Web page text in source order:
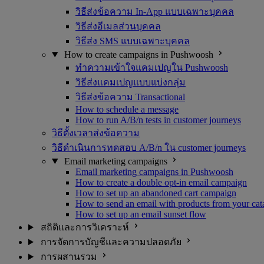
วิธีส่งข้อความ In-App แบบเฉพาะบุคคล
วิธีส่งอีเมลส่วนบุคคล
วิธีส่ง SMS แบบเฉพาะบุคคล
How to create campaigns in Pushwoosh
ทำความเข้าใจแคมเปญใน Pushwoosh
วิธีส่งแคมเปญแบบแบ่งกลุ่ม
วิธีส่งข้อความ Transactional
How to schedule a message
How to run A/B/n tests in customer journeys
วิธีตั้งเวลาส่งข้อความ
วิธีดำเนินการทดสอบ A/B/n ใน customer journeys
Email marketing campaigns
Email marketing campaigns in Pushwoosh
How to create a double opt-in email campaign
How to set up an abandoned cart campaign
How to send an email with products from your
How to set up an email sunset flow
สถิติและการวิเคราะห์
การจัดการบัญชีและความปลอดภัย
การผสานรวม